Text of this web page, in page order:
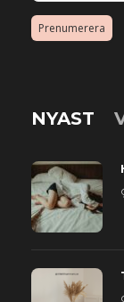
Prenumerera
NYAST